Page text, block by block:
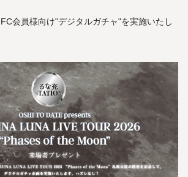
会員様向け"デジタルガチャ"を実施いたし